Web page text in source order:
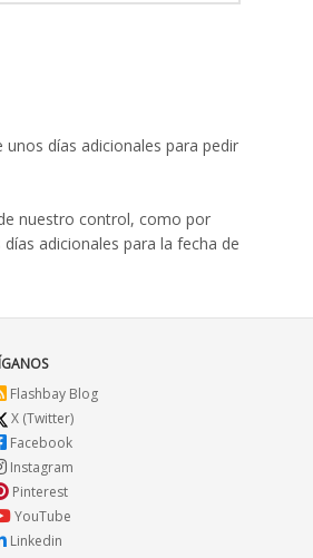
días adicionales para pedir
nuestro control, como por
adicionales para la fecha de
Flashbay Blog
X (Twitter)
Facebook
Instagram
Pinterest
YouTube
Linkedin